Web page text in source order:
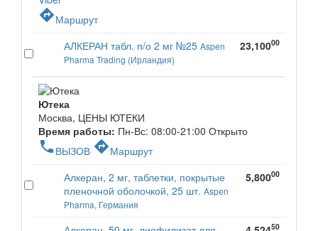
directionsМаршрут
АЛКЕРАН табл. п/о 2 мг №25 Aspen
Pharma Trading (Ирландия)
23,10000
Ютека
Москва, ЦЕНЫ ЮТЕКИ
Время работы: Пн-Вс: 08:00-21:00 Открыто
phone ВЫЗОВ directionsМаршрут
Алкеран, 2 мг, таблетки, покрытые
пленочной оболочкой, 25 шт. Aspen
Pharma, Германия
5,80000
50